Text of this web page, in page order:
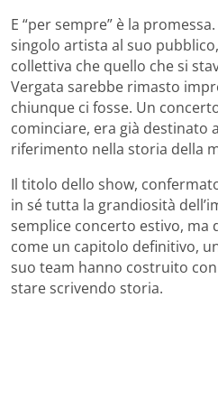
E “per sempre” è la
singolo artista al suo
collettiva che quello che si
Vergata sarebbe rimasto
chiunque ci fosse. Un
cominciare, era già destinato
riferimento nella storia della
Il titolo dello show,
in sé tutta la grandiosità
semplice concerto estivo, ma
come un capitolo definitivo,
suo team hanno costruito
stare scrivendo storia.